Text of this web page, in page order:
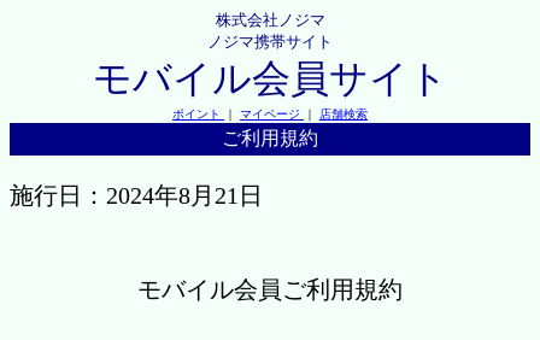
株式会社ノジマ
ノジマ携帯サイト
モバイル会員サイト
ポイント ｜ マイページ ｜ 店舗検索
ご利用規約
施行日：2024年8月21日
モバイル会員ご利用規約